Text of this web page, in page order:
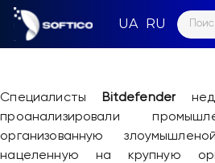
Skip
content
Search
for:
Специалисты Bitdefender
проанализировали
организованную
нацеленную на крупную